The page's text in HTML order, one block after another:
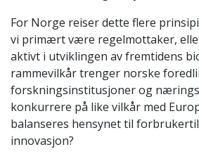
For Norge reiser dette flere
vi primært være regelmottaker,
aktivt i utviklingen av fremtidens
rammevilkår trenger norske
forskningsinstitusjoner og
konkurrere på like vilkår med
balanseres hensynet til
innovasjon?